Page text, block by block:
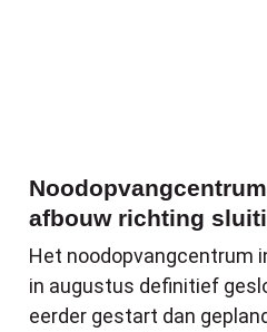
afbouw richting
Het noodopvangcentrum
in augustus definitief
eerder gestart dan